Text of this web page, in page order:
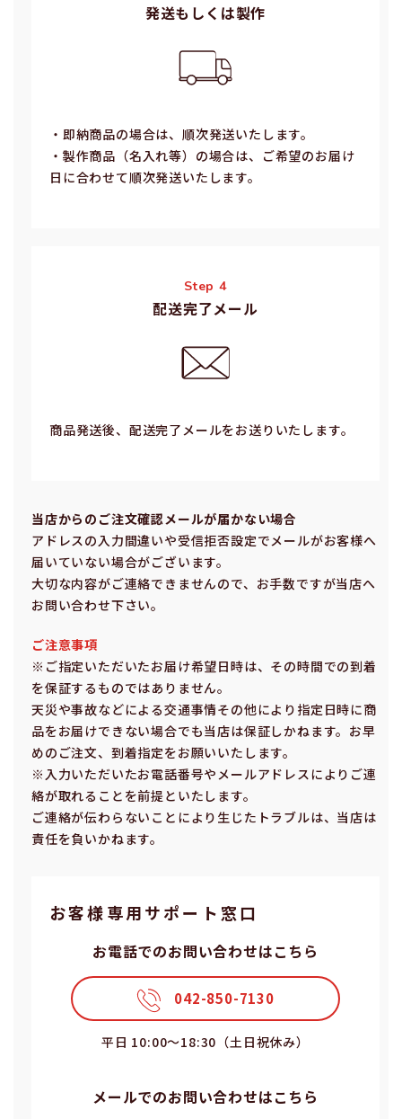
発送もしくは製作
・即納商品の場合は、順次発送いたします。
・製作商品（名⼊れ等）の場合は、ご希望のお届け
⽇に合わせて順次発送いたします。
Step 4
配送完了メール
商品発送後、配送完了メールをお送りいたします。
当店からのご注⽂確認メールが届かない場合
アドレスの⼊⼒間違いや受信拒否設定でメールがお客様へ
届いていない場合がございます。
⼤切な内容がご連絡できませんので、お⼿数ですが当店へ
お問い合わせ下さい。
ご注意事項
※ご指定いただいたお届け希望⽇時は、その時間での到着
を保証するものではありません。
天災や事故などによる交通事情その他により指定⽇時に商
品をお届けできない場合でも当店は保証しかねます。お早
めのご注⽂、到着指定をお願いいたします。
※⼊⼒いただいたお電話番号やメールアドレスによりご連
絡が取れることを前提といたします。
ご連絡が伝わらないことにより⽣じたトラブルは、当店は
責任を負いかねます。
お客様専⽤サポート窓⼝
お電話でのお問い合わせはこちら
042-850-7130
平⽇ 10:00〜18:30（⼟⽇祝休み）
メールでのお問い合わせはこちら